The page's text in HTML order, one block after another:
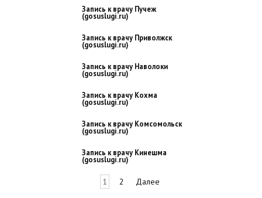
Запись к врачу Пучеж
(gosuslugi.ru)
Запись к врачу Приволжск
(gosuslugi.ru)
Запись к врачу Наволоки
(gosuslugi.ru)
Запись к врачу Кохма
(gosuslugi.ru)
Запись к врачу Комсомольск
(gosuslugi.ru)
Запись к врачу Кинешма
(gosuslugi.ru)
1 2 Далее